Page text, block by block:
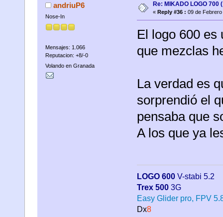
andriuP6
Nose-In
Mensajes: 1.066
Reputacion: +8/-0
Volando en Granada
Re: MIKADO LOGO 700
« Reply #36 : 09 de
El logo 600 es
que mezclas
La verdad es
sorprendió el
pensaba que
A los que ya
LOGO 600V-stabi 5.2
Trex 500 3G
Easy Glider pro, FPV
Dx8